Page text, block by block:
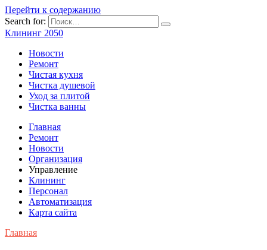
Перейти к содержанию
Search for:
Клининг 2050
Новости
Ремонт
Чистая кухня
Чистка душевой
Уход за плитой
Чистка ванны
Главная
Ремонт
Новости
Организация
Управление
Клининг
Персонал
Автоматизация
Карта сайта
Главная